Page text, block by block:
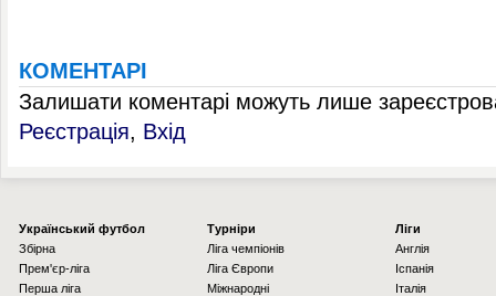
КОМЕНТАРІ
Залишати коментарі можуть лише
Реєстрація, Вхід
Українcький футбол
Збірна
Прем'єр-ліга
Перша ліга
Турніри
Ліга чемпіонів
Ліга Європи
Міжнародні
Ліги
Англія
Іспанія
Італія